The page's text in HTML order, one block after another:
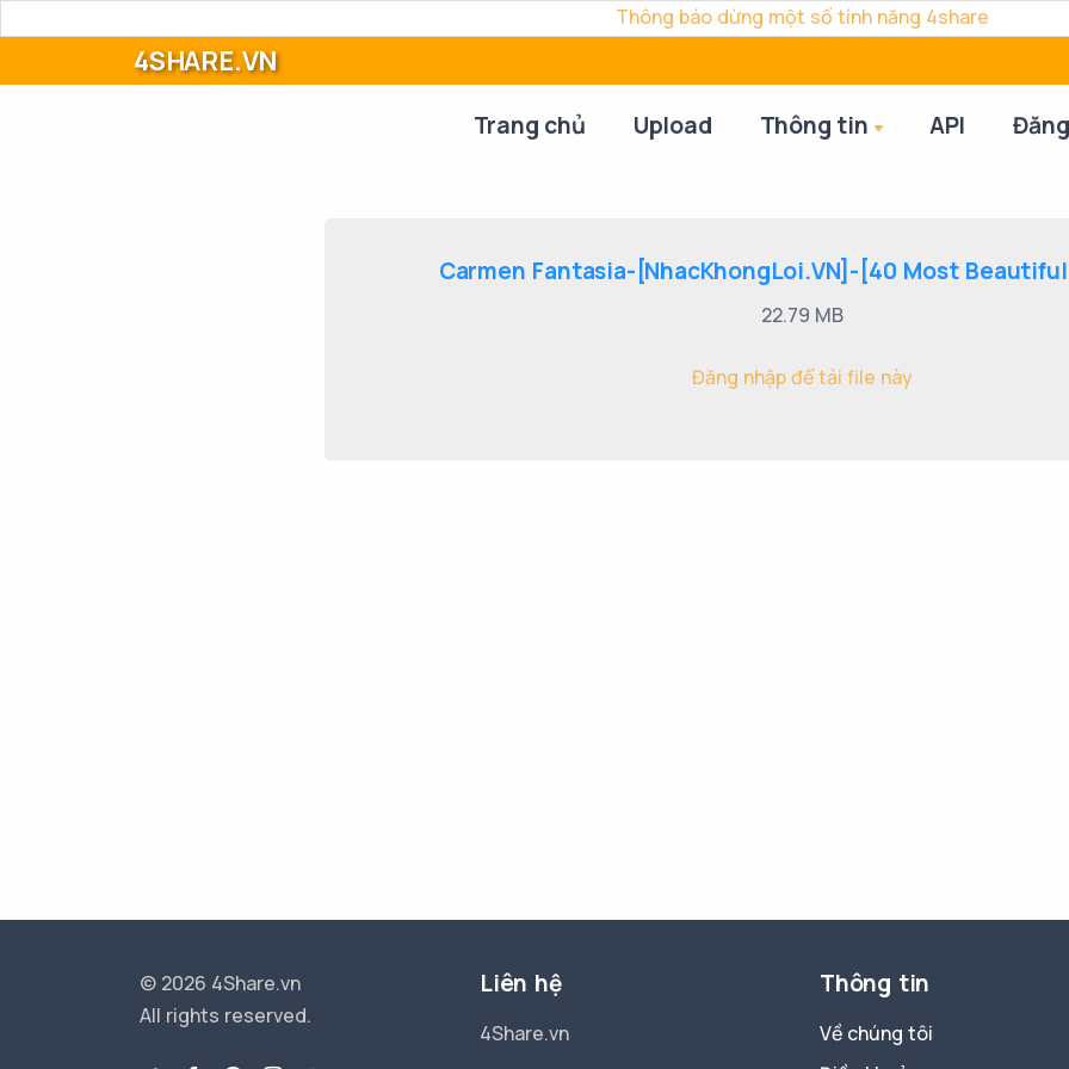
Thông báo dừng một số tính năng 4share
4SHARE.VN
Trang chủ Upload Thông tin API
Carmen Fantasia-[NhacKhongLoi.VN]-[40 Most
22.79 MB
Đăng nhập để tải file này
© 2026 4Share.vn
All rights reserved.
Liên hệ
4Share.vn
Thông tin
Về chúng tôi